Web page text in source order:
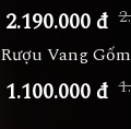
2.190.000 đ
Rượu Vang
1.100.000 đ